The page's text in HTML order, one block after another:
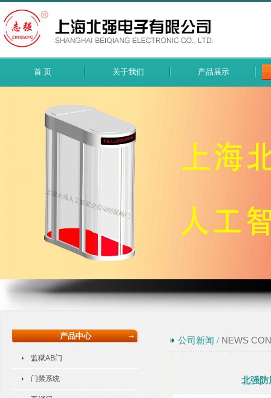
首 页 关于我们 产品展示
产品中心
监狱AB门
门禁系统
公司新闻 / NEWS
北强防